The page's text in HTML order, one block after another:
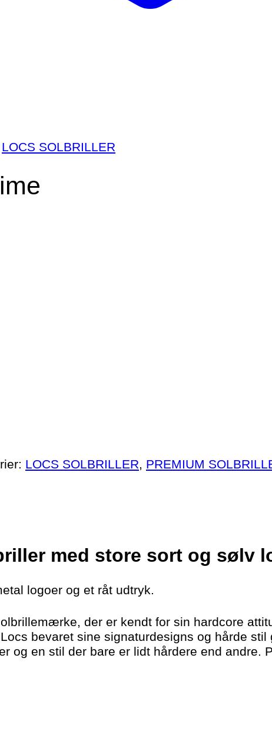
LOCS SOLBRILLER
LOCS SOLBRILLER, PREMIUM
med store sort og sølv
logoer og et råt udtryk.
der er kendt for sin hardcore
bevaret sine signaturdesigns og hårde stil
og en stil der bare er lidt hårdere end andre.